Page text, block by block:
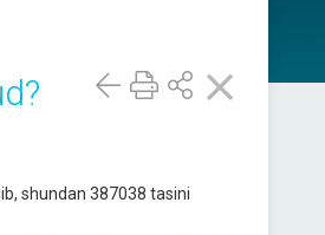
shundan 387038 tasini